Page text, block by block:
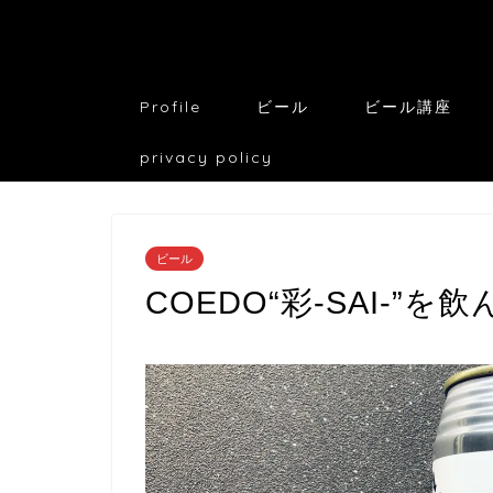
Profile ビール ビール講座
privacy policy
ビール
COEDO“彩-SAI-”を飲